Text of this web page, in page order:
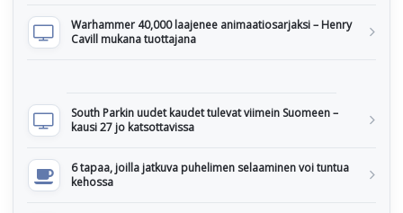
Warhammer 40,000 laajenee animaatiosarjaksi – Henry
Cavill mukana tuottajana
South Parkin uudet kaudet tulevat viimein Suomeen –
kausi 27 jo katsottavissa
6 tapaa, joilla jatkuva puhelimen selaaminen voi tuntua
kehossa